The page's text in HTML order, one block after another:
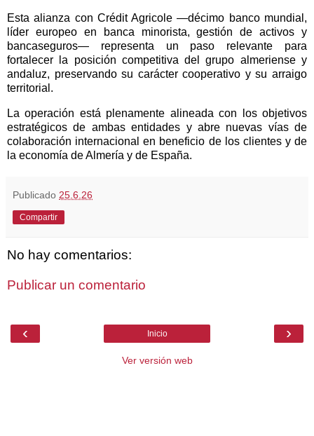
Esta alianza con Crédit Agricole —décimo banco mundial,
líder europeo en banca minorista, gestión de activos y
bancaseguros— representa un paso relevante para
fortalecer la posición competitiva del grupo almeriense y
andaluz, preservando su carácter cooperativo y su arraigo
territorial.
La operación está plenamente alineada con los objetivos
estratégicos de ambas entidades y abre nuevas vías de
colaboración internacional en beneficio de los clientes y de
la economía de Almería y de España.
Publicado 25.6.26
Compartir
No hay comentarios:
Publicar un comentario
‹ ›
Inicio
Ver versión web